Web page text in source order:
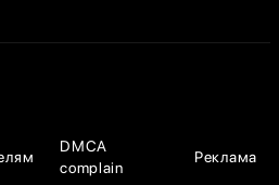
DMCA
complain
Реклама